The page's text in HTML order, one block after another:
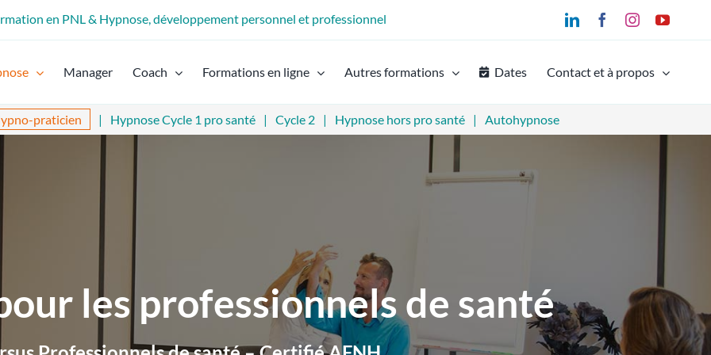
en PNL & Hypnose, développement personnel et professionnel LinkedInFacebookInstagram
Manager Coach Formations en ligne Autres formations Dates Contact et à propos
praticien Hypnose Cycle 1 pro santé Cycle 2 Hypnose hors pro santé Autohypnose
les professionnels de santé